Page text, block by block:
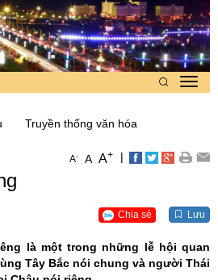
Truyền thống văn hóa
A- A A+ |
Chia sẻ Lưu
là một trong những lễ hội quan
Tây Bắc nói chung và người Thái